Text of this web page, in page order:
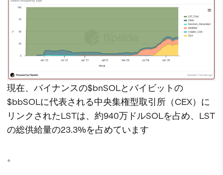
現在、バイナンスの$bnSOLとバイビットの
$bbSOLに代表される中央集権型取引所（CEX）に
リンクされたLSTは、約940万ドルSOLを占め、LST
の総供給量の23.3%を占めています
。